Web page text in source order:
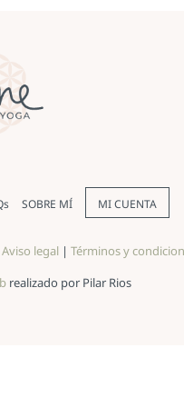
SOBRE MÍ MI CUENTA
Aviso legal | Términos y
realizado por Pilar Rios